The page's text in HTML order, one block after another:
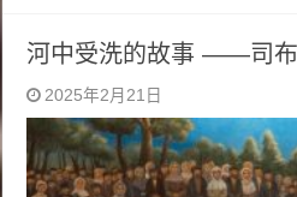
河中受洗的故事 ——司布
2025年2月21日